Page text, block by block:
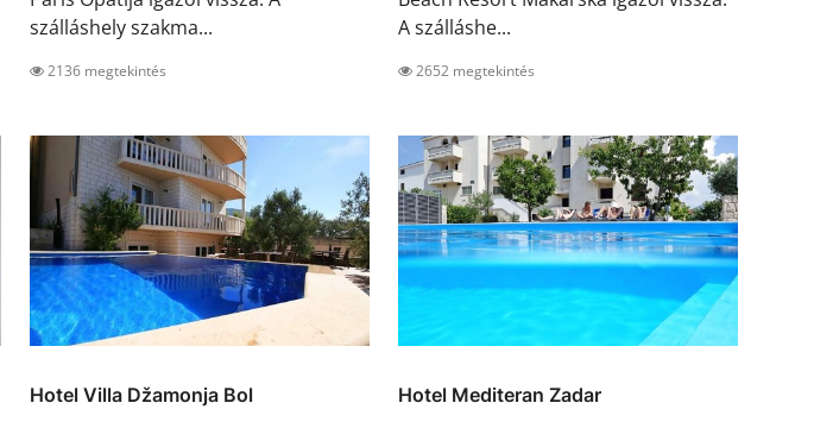
szálláshely szakma...
2136 megtekintés
A szálláshe...
2652 megtekintés
Hotel Villa Džamonja Bol Hotel Mediteran Zadar